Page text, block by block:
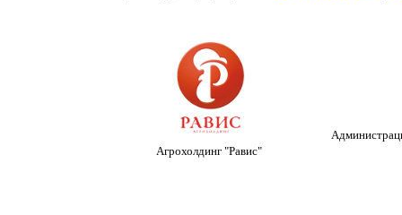
Агрохолдинг "Равис"